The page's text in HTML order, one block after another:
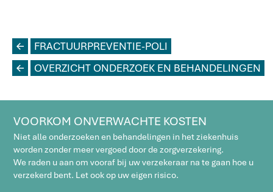
L FRACTUURPREVENTIE-POLI
L OVERZICHT ONDERZOEK EN BEHANDELINGEN
VOORKOM ONVERWACHTE KOSTEN
Niet alle onderzoeken en behandelingen in het ziekenhuis
worden zonder meer vergoed door de zorgverzekering.
We raden u aan om vooraf bij uw verzekeraar na te gaan hoe u
verzekerd bent. Let ook op uw eigen risico.